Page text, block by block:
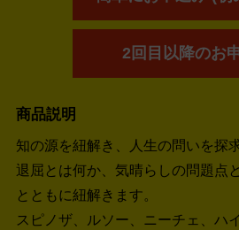
2回目以降のお
商品説明
知の源を紐解き、人生の問いを探
退屈とは何か、気晴らしの問題点
とともに紐解きます。
スピノザ、ルソー、ニーチェ、ハ